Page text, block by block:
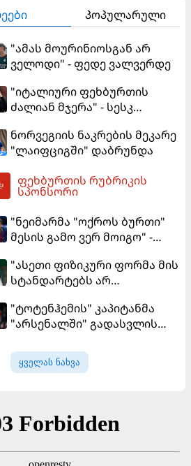
პოპულარული
"ამას მოურინიოსგან არ
ველოდი" - ფედე ვალვერდე
"იტალიური ფეხბურთის
ძალიან მჯერა" - სესკ
ნორვეგიის ნაკრების მეკარე
"ლაიფციგში" დაბრუნდა
ფეხბურთის რუბრიკის
სპონსორი
"ნეიმარმა "ოქროს ბურთი"
მესის გამო ვერ მოიგო" -
აგენტი
"ასეთი ფიზიკური ფორმა მის
სტანდარტებს არ
"რეალის" ახალწვეული
გააკრიტიკა
"ტოტენჰემის" კაპიტანმა
"არსენალში" გადასვლის
ყველას ნახვა